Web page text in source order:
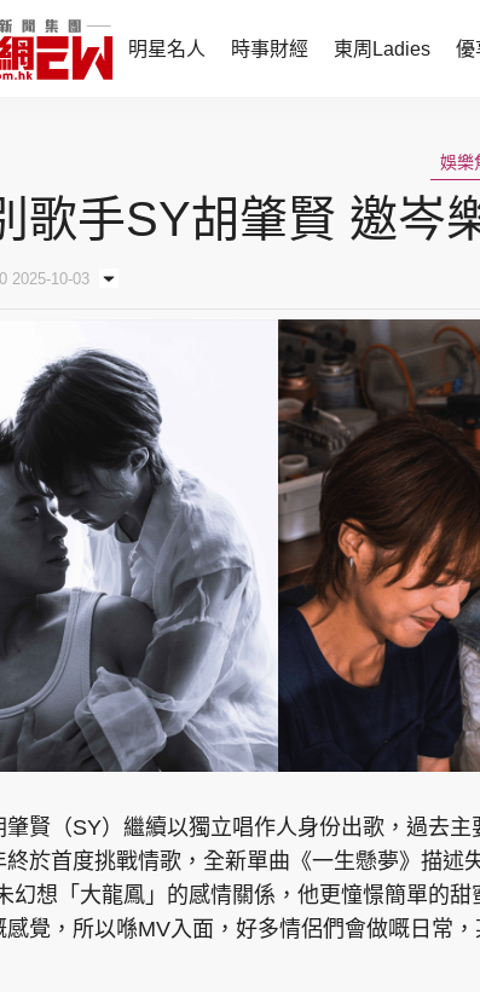
明星名人 時事財經 東周Ladies 優
財經智庫
她世代力量
會員活動
東周JETSO
牌
cazbuyer 東Touch PCM 電腦廣場 星島頭條
娛樂
歌手SY胡肇賢 邀岑
2025-10-03
肇賢（SY）繼續以獨立唱作人身份出歌，過去主
終於首度挑戰情歌，全新單曲《一生懸夢》描述
幻想「大龍鳳」的感情關係，他更憧憬簡單的甜
感覺，所以喺MV入面，好多情侶們會做嘅日常